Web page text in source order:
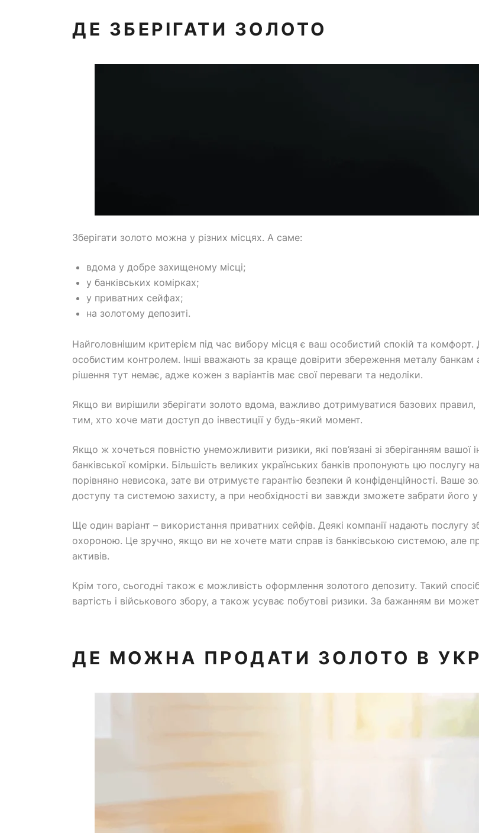
ДЕ ЗБЕРІГАТИ ЗОЛОТО
Зберігати золото можна у різних місцях. А саме:
вдома у добре захищеному місці;
у банківських комірках;
у приватних сейфах;
на золотому депозиті.
Найголовнішим критерієм під час вибору місця є ваш особистий спокій та комфорт.
особистим контролем. Інші вважають за краще довірити збереження металу банкам
рішення тут немає, адже кожен з варіантів має свої переваги та недоліки.
Якщо ви вирішили зберігати золото вдома, важливо дотримуватися базових правил,
тим, хто хоче мати доступ до інвестиції у будь-який момент.
Якщо ж хочеться повністю унеможливити ризики, які пов’язані зі зберіганням вашої
банківської комірки. Більшість великих українських банків пропонують цю послугу
порівняно невисока, зате ви отримуєте гарантію безпеки й конфіденційності. Ваше
доступу та системою захисту, а при необхідності ви завжди зможете забрати його
Ще один варіант – використання приватних сейфів. Деякі компанії надають послугу
охороною. Це зручно, якщо ви не хочете мати справ із банківською системою, але
активів.
Крім того, сьогодні також є можливість оформлення золотого депозиту. Такий
вартість і військового збору, а також усуває побутові ризики. За бажанням ви
ДЕ МОЖНА ПРОДАТИ ЗОЛОТО В